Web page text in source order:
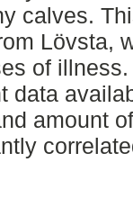
calves.
Lövsta,
of
data
amount